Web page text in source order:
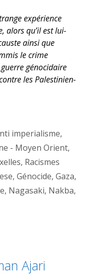
expérience
alors qu’il est lui-
ainsi que
le crime
génocidaire
les Palestinien-
imperialisme,
- Moyen Orient,
, Racismes
, Génocide, Gaza,
, Nagasaki, Nakba,
Ajari